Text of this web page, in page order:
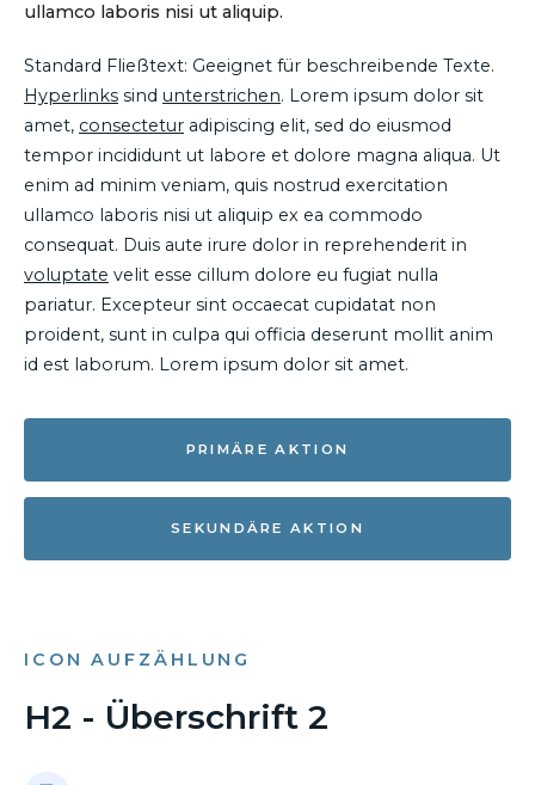
ullamco laboris nisi ut aliquip.
Standard Fließtext: Geeignet für beschreibende Texte.
Hyperlinks sind unterstrichen. Lorem ipsum dolor sit
amet, consectetur adipiscing elit, sed do eiusmod
tempor incididunt ut labore et dolore magna aliqua. Ut
enim ad minim veniam, quis nostrud exercitation
ullamco laboris nisi ut aliquip ex ea commodo
consequat. Duis aute irure dolor in reprehenderit in
voluptate velit esse cillum dolore eu fugiat nulla
pariatur. Excepteur sint occaecat cupidatat non
proident, sunt in culpa qui officia deserunt mollit anim
id est laborum. Lorem ipsum dolor sit amet.
PRIMÄRE AKTION
SEKUNDÄRE AKTION
ICON AUFZÄHLUNG
H2 - Überschrift 2